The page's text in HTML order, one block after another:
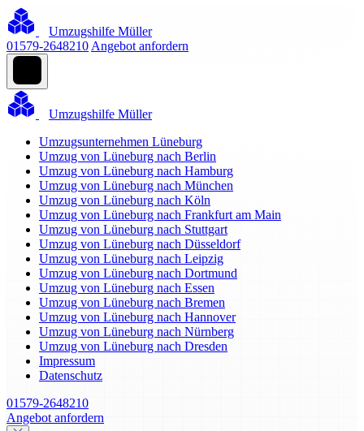
Umzugshilfe Müller
01579-2648210 Angebot anfordern
Umzugshilfe Müller
Umzugsunternehmen Lüneburg
Umzug von Lüneburg nach Berlin
Umzug von Lüneburg nach Hamburg
Umzug von Lüneburg nach München
Umzug von Lüneburg nach Köln
Umzug von Lüneburg nach Frankfurt am Main
Umzug von Lüneburg nach Stuttgart
Umzug von Lüneburg nach Düsseldorf
Umzug von Lüneburg nach Leipzig
Umzug von Lüneburg nach Dortmund
Umzug von Lüneburg nach Essen
Umzug von Lüneburg nach Bremen
Umzug von Lüneburg nach Hannover
Umzug von Lüneburg nach Nürnberg
Umzug von Lüneburg nach Dresden
Impressum
Datenschutz
01579-2648210
Angebot anfordern